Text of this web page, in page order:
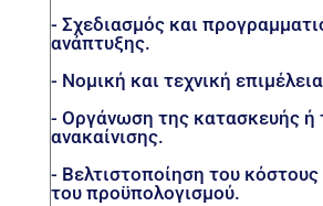
- Σχεδιασμός και
ανάπτυξης.
- Νομική και τεχνική
- Οργάνωση της κατασκευής ή
ανακαίνισης.
- Βελτιστοποίηση του κόστους
του προϋπολογισμού.